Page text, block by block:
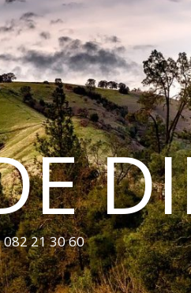
082 21 30 60